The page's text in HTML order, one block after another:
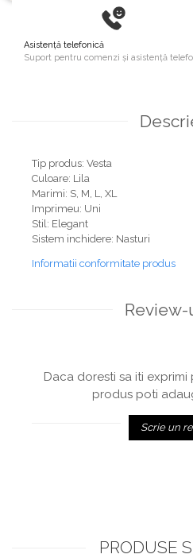
Asistență telefonică
Suport pentru comenzi și asistență
Tip produs: Vesta
Culoare: Lila
Marimi: S, M, L, XL
Imprimeu: Uni
Stil: Elegant
Sistem inchidere: Nasturi
Informatii conformitate produs
Review-
Daca doresti sa iti
produs poti
Scrie un
PRODUSE